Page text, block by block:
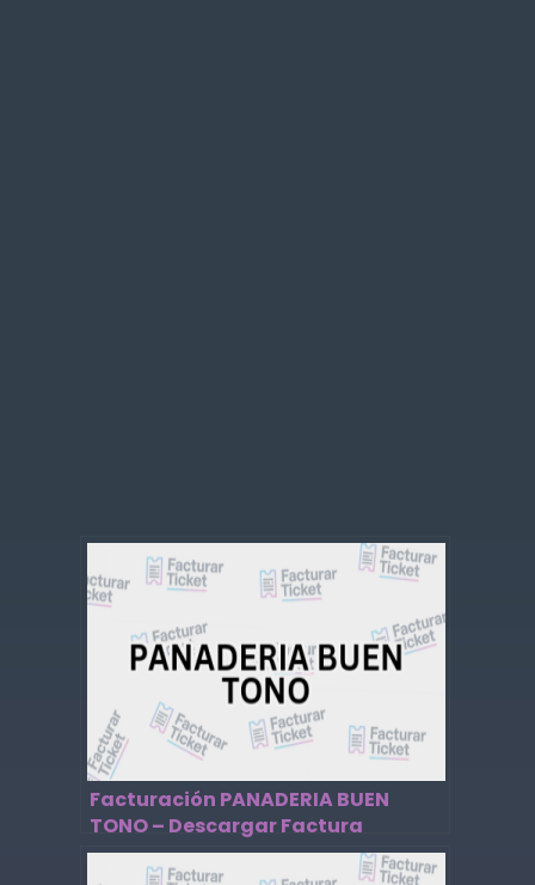
Facturación PANADERIA BUEN
TONO – Descargar Factura